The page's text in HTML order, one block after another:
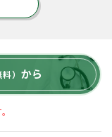
料） から